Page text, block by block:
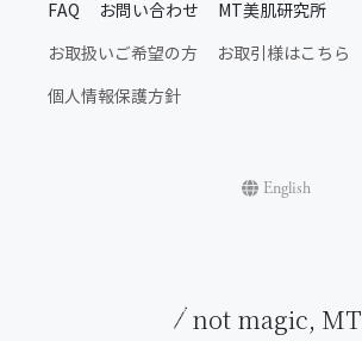
MTメタトロン新製品・限定品
施術後のスキンケア
ムーンアッププロダクト
エッセンシャルライン
FAQ お問い合わせ MT美肌研究所
お取扱いご希望の方 お取引様はこちら
個人情報保護方針
English
not magic, MT